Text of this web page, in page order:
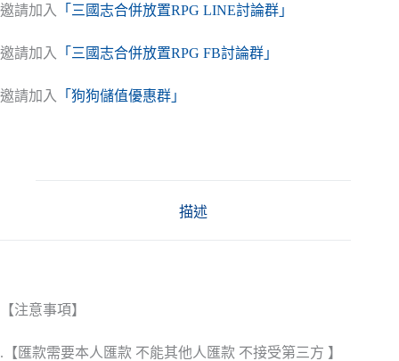
到
邀請加入 「三國志合併放置RPG LINE討論群」
邀請加入 「三國志合併放置RPG FB討論群」
邀請加入 「狗狗儲值優惠群」
描述
【注意事項】
.【匯款需要本人匯款 不能其他人匯款 不接受第三方 】